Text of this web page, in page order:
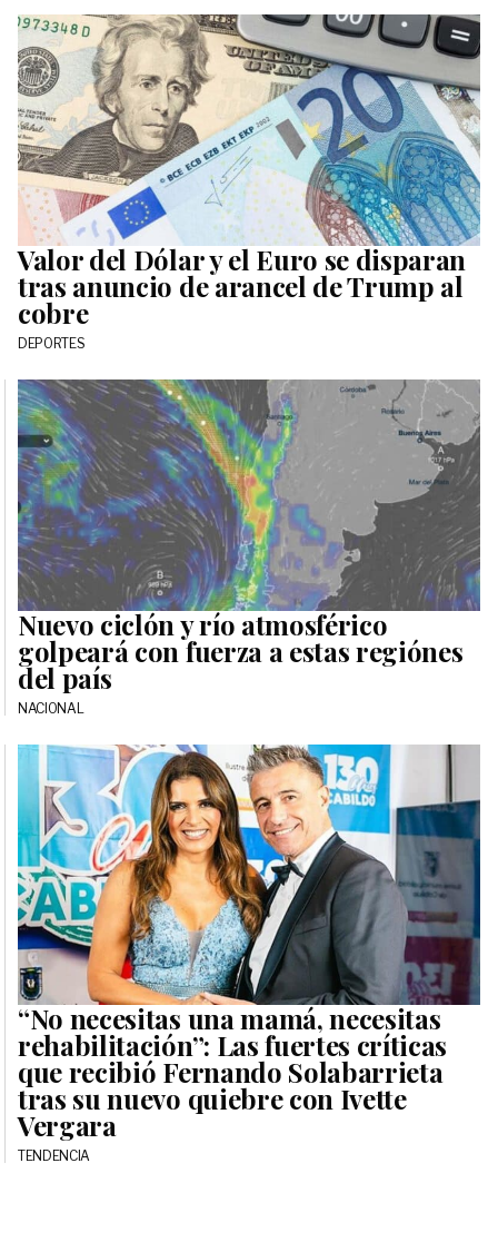
Valor del Dólar y el Euro se disparan
tras anuncio de arancel de Trump al
cobre
DEPORTES
Nuevo ciclón y río atmosférico
golpeará con fuerza a estas regiónes
del país
NACIONAL
“No necesitas una mamá, necesitas
rehabilitación”: Las fuertes críticas
que recibió Fernando Solabarrieta
tras su nuevo quiebre con Ivette
Vergara
TENDENCIA